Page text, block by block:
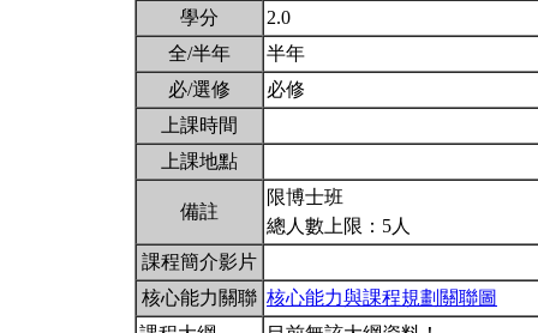
學分
2.0
全/半年
半年
必/選修
必修
上課時間
上課地點
備註
限博士班
總人數上限：5人
課程簡介影片
核心能力關聯 核心能力與課程規劃關聯圖